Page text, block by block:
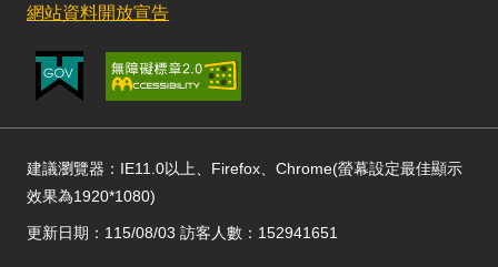
網站資料開放宣告
建議瀏覽器：IE11.0以上、Firefox、Chrome(螢幕設定最佳顯示
效果為1920*1080)
更新日期：115/08/03 訪客人數：152941651